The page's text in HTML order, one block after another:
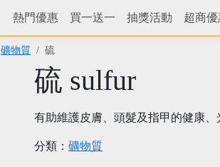
熱門優惠 買一送一 抽獎活動 超商
礦物質 硫
硫 sulfur
有助維護皮膚、頭髮及指甲的健康、
分類： 礦物質